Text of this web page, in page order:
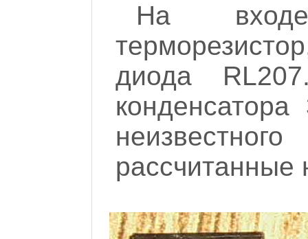
На
диода
рассчитанные